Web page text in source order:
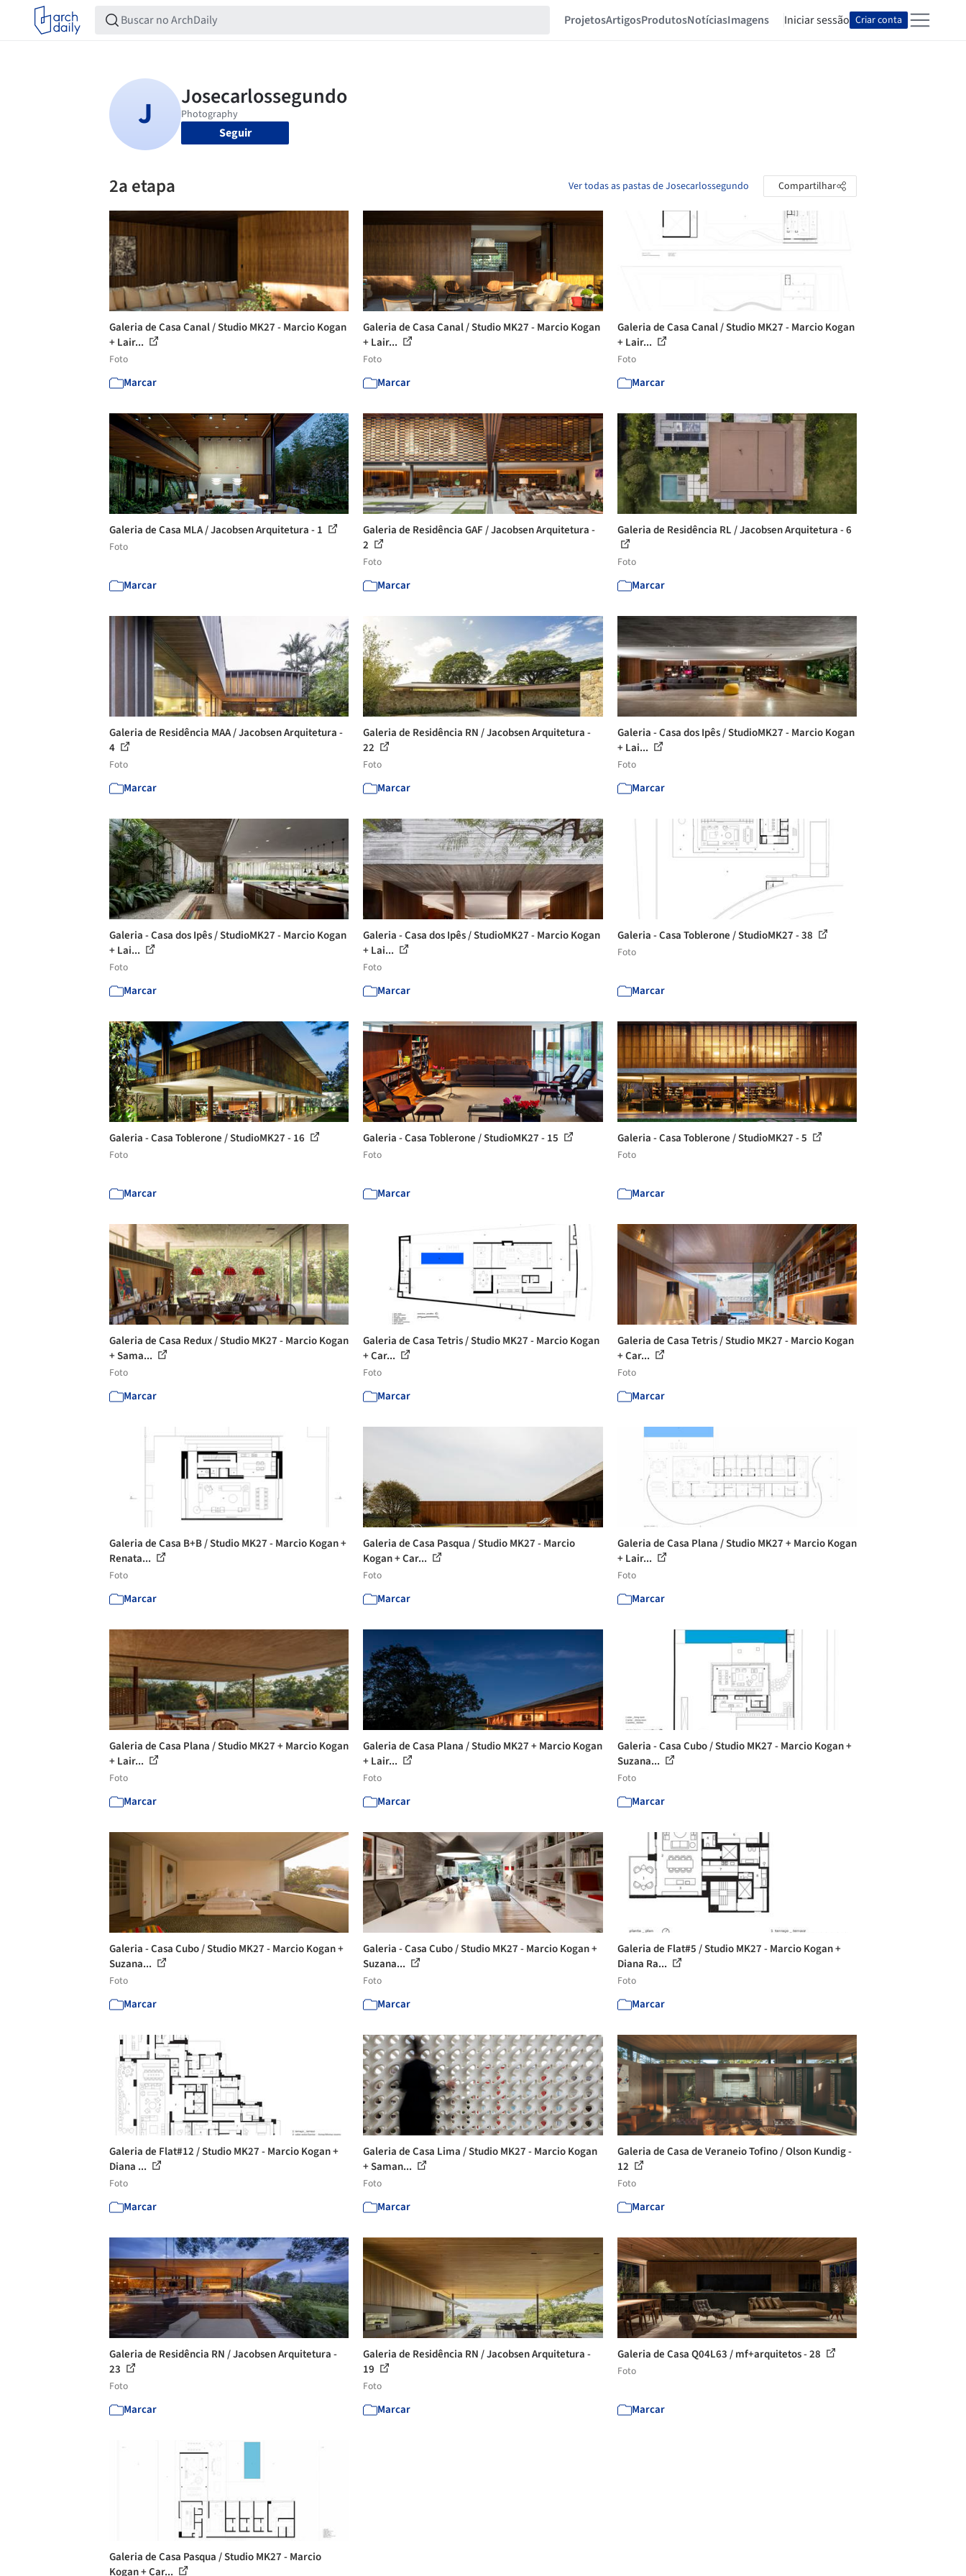
ProjetosArtigosProdutosNotíciasImagens Iniciar sessão Criar conta
Seguir
2a etapa Ver todas as pastas de Josecarlossegundo Compartilhar
Galeria de Casa Canal / Studio MK27 - Marcio Kogan
+ Lair...
Foto
Marcar
Galeria de Casa Canal / Studio MK27 - Marcio Kogan
+ Lair...
Foto
Marcar
Galeria de Casa Canal / Studio MK27 - Marcio Kogan
+ Lair...
Foto
Marcar
Galeria de Casa MLA / Jacobsen Arquitetura - 1
Foto
Marcar
Galeria de Residência GAF / Jacobsen Arquitetura -
2
Foto
Marcar
Galeria de Residência RL / Jacobsen Arquitetura - 6
Foto
Marcar
Galeria de Residência MAA / Jacobsen Arquitetura -
4
Foto
Marcar
Galeria de Residência RN / Jacobsen Arquitetura -
22
Foto
Marcar
Galeria - Casa dos Ipês / StudioMK27 - Marcio Kogan
+ Lai...
Foto
Marcar
Galeria - Casa dos Ipês / StudioMK27 - Marcio Kogan
+ Lai...
Foto
Marcar
Galeria - Casa dos Ipês / StudioMK27 - Marcio Kogan
+ Lai...
Foto
Marcar
Galeria - Casa Toblerone / StudioMK27 - 38
Foto
Marcar
Galeria - Casa Toblerone / StudioMK27 - 16
Foto
Marcar
Galeria - Casa Toblerone / StudioMK27 - 15
Foto
Marcar
Galeria - Casa Toblerone / StudioMK27 - 5
Foto
Marcar
Galeria de Casa Redux / Studio MK27 - Marcio Kogan
+ Sama...
Foto
Marcar
Galeria de Casa Tetris / Studio MK27 - Marcio Kogan
+ Car...
Foto
Marcar
Galeria de Casa Tetris / Studio MK27 - Marcio Kogan
+ Car...
Foto
Marcar
Galeria de Casa B+B / Studio MK27 - Marcio Kogan +
Renata...
Foto
Marcar
Galeria de Casa Pasqua / Studio MK27 - Marcio
Kogan + Car...
Foto
Marcar
Galeria de Casa Plana / Studio MK27 + Marcio Kogan
+ Lair...
Foto
Marcar
Galeria de Casa Plana / Studio MK27 + Marcio Kogan
+ Lair...
Foto
Marcar
Galeria de Casa Plana / Studio MK27 + Marcio Kogan
+ Lair...
Foto
Marcar
Galeria - Casa Cubo / Studio MK27 - Marcio Kogan +
Suzana...
Foto
Marcar
Galeria - Casa Cubo / Studio MK27 - Marcio Kogan +
Suzana...
Foto
Marcar
Galeria - Casa Cubo / Studio MK27 - Marcio Kogan +
Suzana...
Foto
Marcar
Galeria de Flat#5 / Studio MK27 - Marcio Kogan +
Diana Ra...
Foto
Marcar
Galeria de Flat#12 / Studio MK27 - Marcio Kogan +
Diana ...
Foto
Marcar
Galeria de Casa Lima / Studio MK27 - Marcio Kogan
+ Saman...
Foto
Marcar
Galeria de Casa de Veraneio Tofino / Olson Kundig -
12
Foto
Marcar
Galeria de Residência RN / Jacobsen Arquitetura -
23
Foto
Marcar
Galeria de Residência RN / Jacobsen Arquitetura -
19
Foto
Marcar
Galeria de Casa Q04L63 / mf+arquitetos - 28
Foto
Marcar
Galeria de Casa Pasqua / Studio MK27 - Marcio
Kogan + Car...